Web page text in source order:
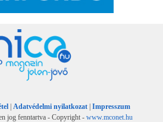
Adatvédelmi nyilatkozat
Impresszum
jog fenntartva - Copyright - www.mconet.hu